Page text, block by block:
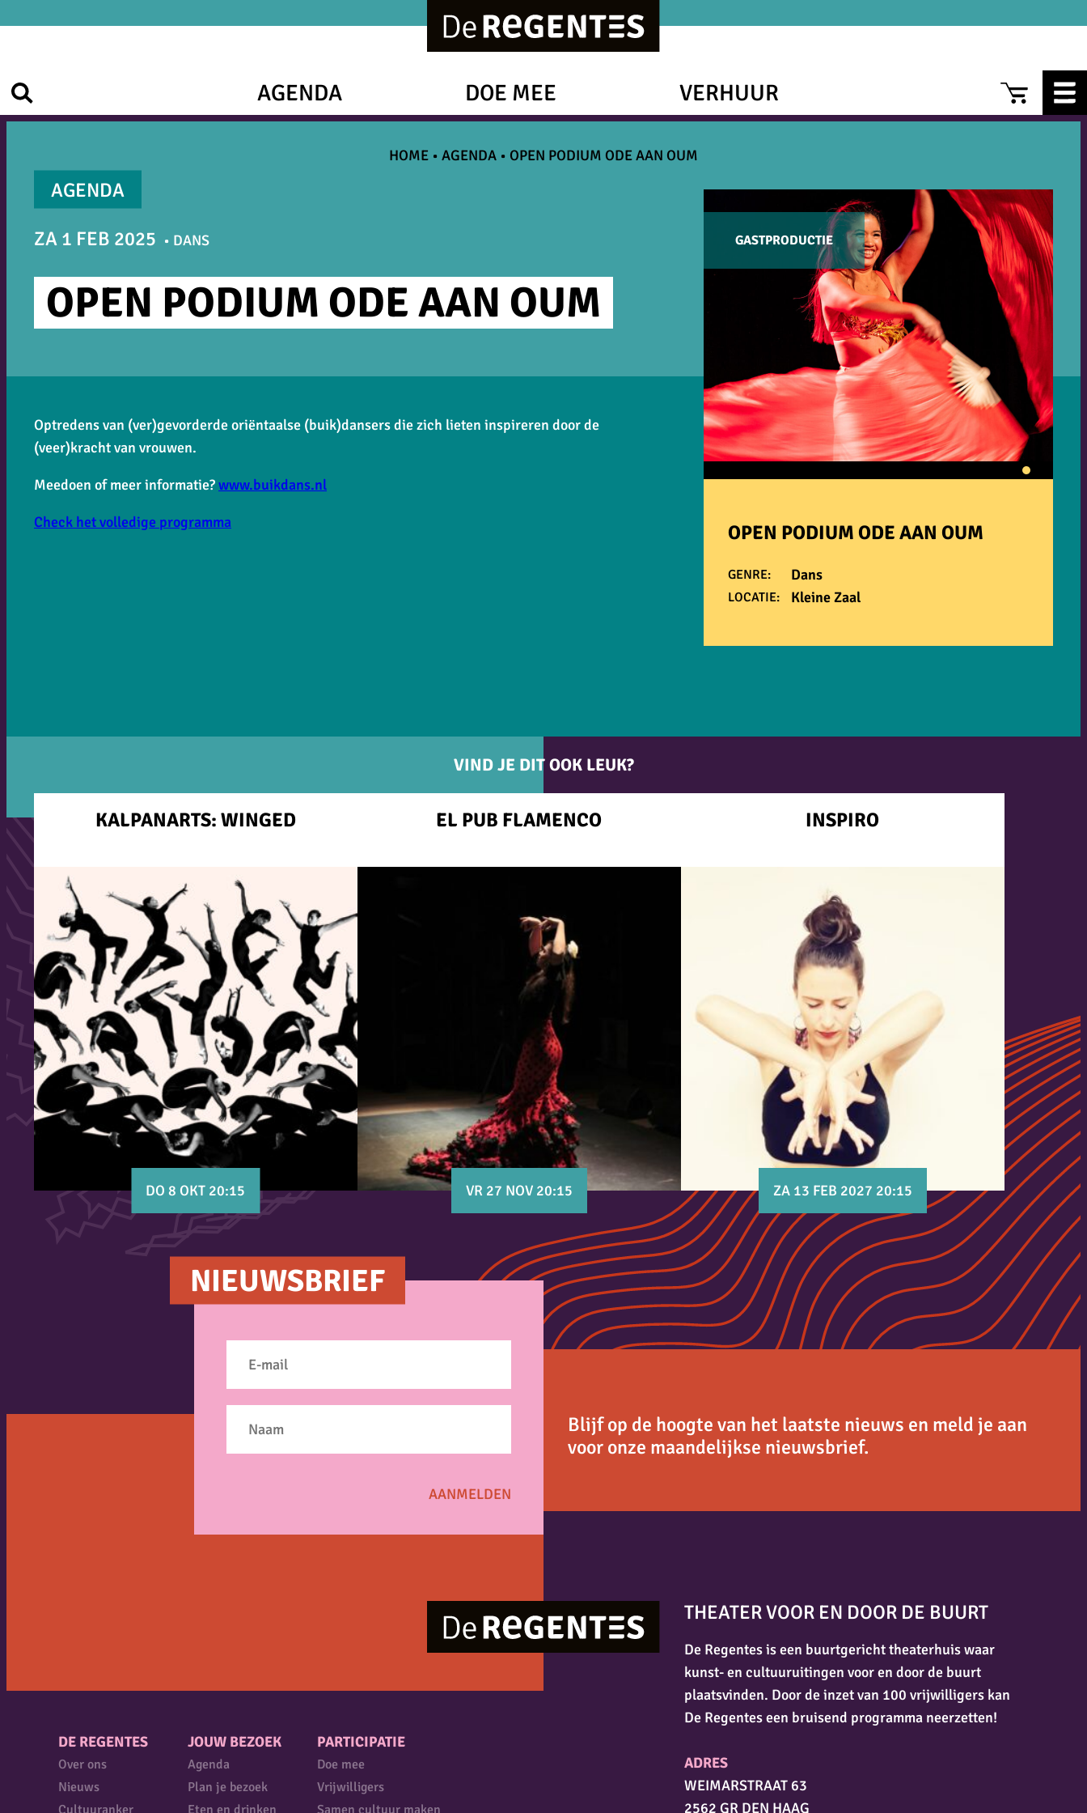
inhoud
AGENDA DOE MEE VERHUUR
HOME • AGENDA • OPEN PODIUM ODE AAN OUM
AGENDA
ZA 1 FEB 2025 DANS
OPEN PODIUM ODE AAN OUM
Optredens van (ver)gevorderde oriëntaalse (buik)dansers die zich lieten inspireren door de
(veer)kracht van vrouwen.
Meedoen of meer informatie?www.buikdans.nl
Check het volledige programma
GASTPRODUCTIE
OPEN PODIUM ODE AAN OUM
GENRE: Dans
LOCATIE: Kleine Zaal
VIND JE DIT OOK LEUK?
KALPANARTS: WINGED
DO 8 OKT 20:15
EL PUB FLAMENCO
VR 27 NOV 20:15
INSPIRO
ZA 13 FEB 2027 20:15
NIEUWSBRIEF
Blijf op de hoogte van het laatste nieuws en meld je aan
voor onze maandelijkse nieuwsbrief.
DE REGENTES
Over ons
Nieuws
JOUW BEZOEK
Agenda
Plan je bezoek
PARTICIPATIE
Doe mee
Vrijwilligers
THEATER VOOR EN DOOR DE BUURT
De Regentes is een buurtgericht theaterhuis waar
kunst- en cultuuruitingen voor en door de buurt
plaatsvinden. Door de inzet van 100 vrijwilligers kan
De Regentes een bruisend programma neerzetten!
ADRES
WEIMARSTRAAT 63
2562 GR DEN HAAG